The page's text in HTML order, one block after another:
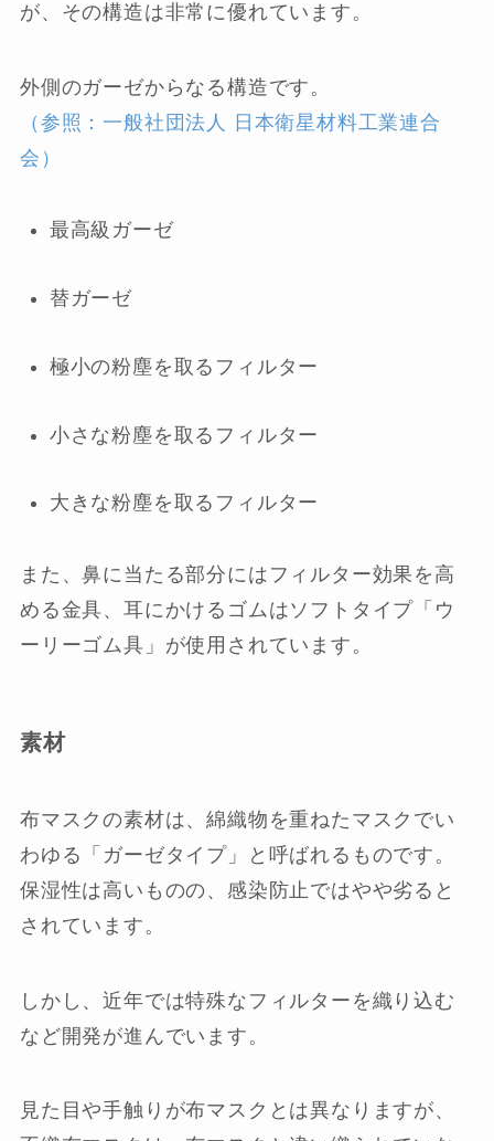
が、その構造は非常に優れています。
外側のガーゼからなる構造です。
（参照：一般社団法人 日本衛星材料工業連合
会）
最高級ガーゼ
替ガーゼ
極小の粉塵を取るフィルター
小さな粉塵を取るフィルター
大きな粉塵を取るフィルター
また、鼻に当たる部分にはフィルター効果を高
める金具、耳にかけるゴムはソフトタイプ「ウ
ーリーゴム具」が使用されています。
素材
布マスクの素材は、綿織物を重ねたマスクでい
わゆる「ガーゼタイプ」と呼ばれるものです。
保湿性は高いものの、感染防止ではやや劣ると
されています。
しかし、近年では特殊なフィルターを織り込む
など開発が進んでいます。
見た目や手触りが布マスクとは異なりますが、